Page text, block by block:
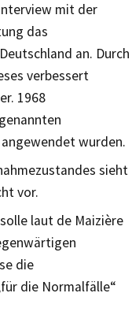
mit der
das
an. Durch
verbessert
1968
wurden.
sieht
vor.
laut de Maizière
die
die Normalfälle“